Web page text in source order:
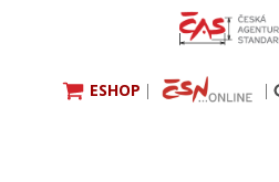
ESHOP | |